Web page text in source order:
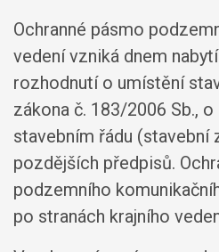
Ochranné pásmo
vedení vzniká dnem
rozhodnutí o umístění
zákona č. 183/2006 Sb.,
stavebním řádu (stavební
pozdějších předpisů.
podzemního
po stranách krajního